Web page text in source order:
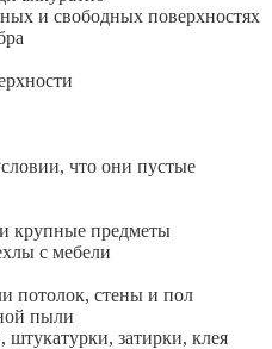
и свободных поверхностях
что они пустые
крупные предметы
с мебели
потолок, стены и пол
пыли
затирки, клея